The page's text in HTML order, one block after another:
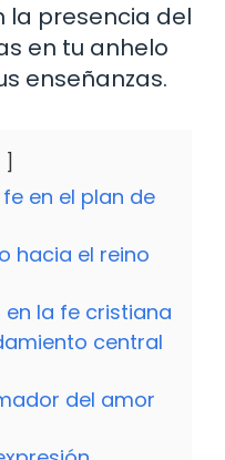
la presencia del
en tu anhelo
enseñanzas.
en el plan de
hacia el reino
en la fe cristiana
central
del amor